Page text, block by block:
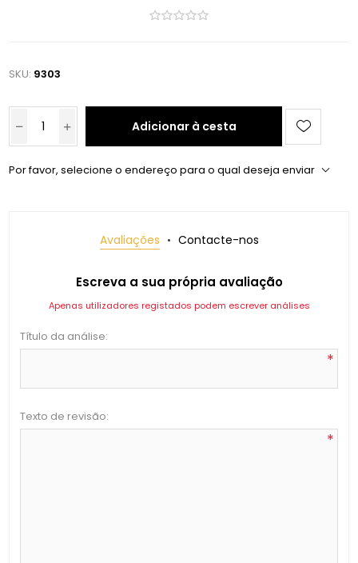
SKU: 9303
Adicionar à cesta
Por favor, selecione o endereço para o qual deseja enviar
Avaliações Contacte-nos
Escreva a sua própria avaliação
Apenas utilizadores registados podem escrever análises
Título da análise:
*
Texto de revisão:
*